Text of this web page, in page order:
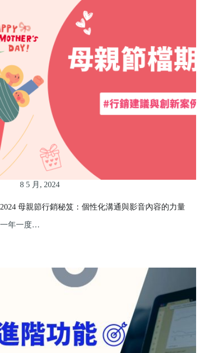
8 5 月, 2024
2024 母親節行銷秘笈：個性化溝通與影音內容的力量
一年一度…